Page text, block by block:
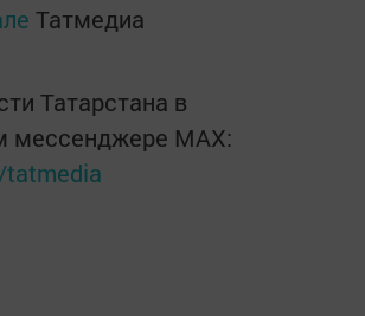
Татмедиа
Татарстана в
мессенджере MАХ: